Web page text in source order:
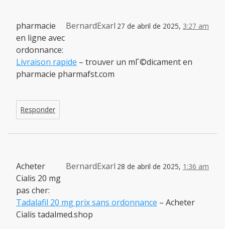
BernardExarl 27 de abril de 2025, 3:27 am
pharmacie
en ligne avec
ordonnance:
Livraison rapide – trouver un mГ©dicament en
pharmacie pharmafst.com
Responder
BernardExarl 28 de abril de 2025, 1:36 am
Acheter
Cialis 20 mg
pas cher:
Tadalafil 20 mg prix sans ordonnance – Acheter
Cialis tadalmed.shop